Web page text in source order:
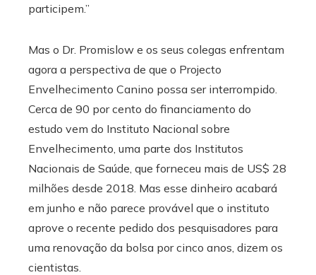
participem.”
Mas o Dr. Promislow e os seus colegas enfrentam
agora a perspectiva de que o Projecto
Envelhecimento Canino possa ser interrompido.
Cerca de 90 por cento do financiamento do
estudo vem do Instituto Nacional sobre
Envelhecimento, uma parte dos Institutos
Nacionais de Saúde, que forneceu mais de US$ 28
milhões desde 2018. Mas esse dinheiro acabará
em junho e não parece provável que o instituto
aprove o recente pedido dos pesquisadores para
uma renovação da bolsa por cinco anos, dizem os
cientistas.